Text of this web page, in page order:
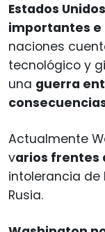
Estados
importantes
naciones
tecnológico y
una guerra
Actualmente
varios frentes
intolerancia de
Rusia.